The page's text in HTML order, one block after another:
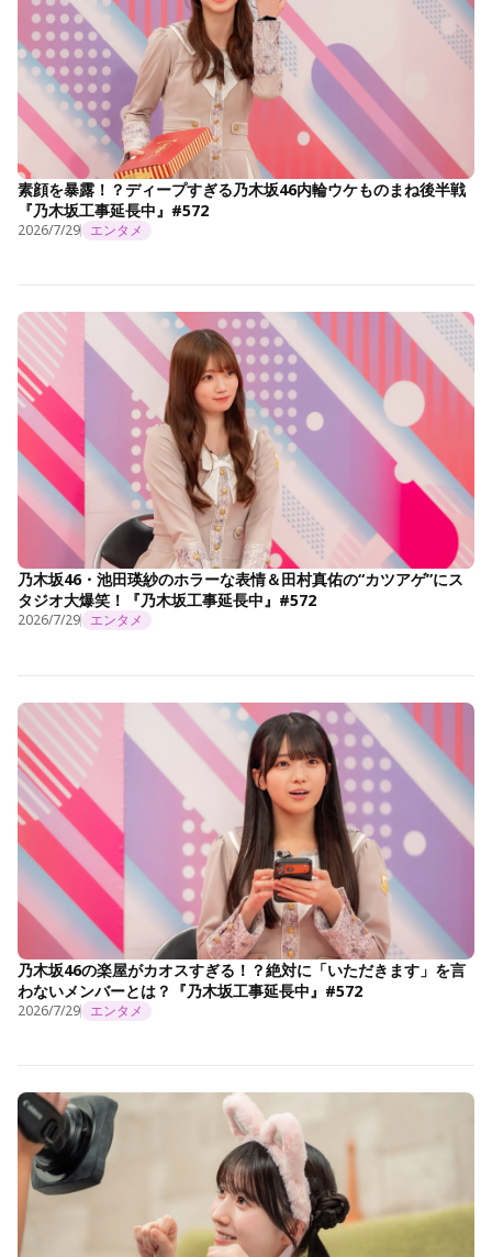
素顔を暴露！？ディープすぎる乃木坂46内輪ウケものまね後半戦
『乃木坂工事延長中』#572
2026/7/29 エンタメ
乃木坂46・池田瑛紗のホラーな表情＆田村真佑の“カツアゲ”にス
タジオ大爆笑！『乃木坂工事延長中』#572
2026/7/29 エンタメ
乃木坂46の楽屋がカオスすぎる！？絶対に「いただきます」を言
わないメンバーとは？『乃木坂工事延長中』#572
2026/7/29 エンタメ